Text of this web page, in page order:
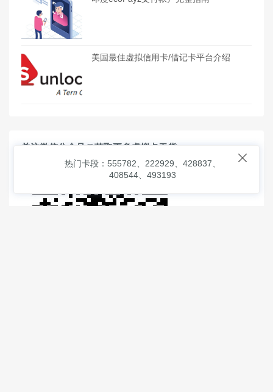
美国最佳虚拟信用卡/借记卡平台介绍
关注微信公众号@获取更多虚拟卡干货

热门卡段：555782、222929、428837、
408544、493193